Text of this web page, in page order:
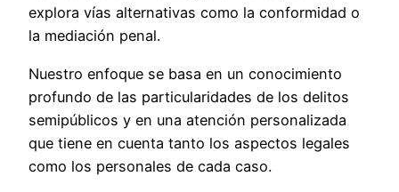
explora vías alternativas como la conformidad o
la mediación penal.
Nuestro enfoque se basa en un conocimiento
profundo de las particularidades de los delitos
semipúblicos y en una atención personalizada
que tiene en cuenta tanto los aspectos legales
como los personales de cada caso.